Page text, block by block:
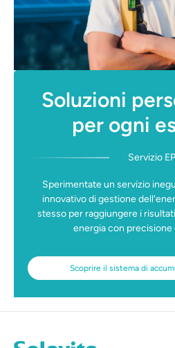
Soluzioni
per ogni
Servizio
Sperimentate un servizio
innovativo di gestione
stesso per raggiungere i
energia con precisione
Scoprire il sistema di